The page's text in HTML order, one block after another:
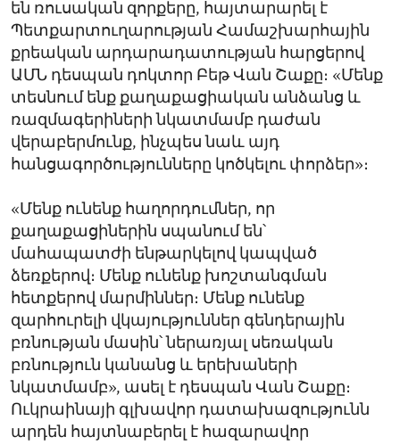
են ռուսական զորքերը, հայտարարել է
Պետքարտուղարության Համաշխարհային
քրեական արդարադատության հարցերով
ԱՄՆ դեսպան դոկտոր Բեթ Վան Շաքը։ «Մենք
տեսնում ենք քաղաքացիական անձանց և
ռազմագերիների նկատմամբ դաժան
վերաբերմունք, ինչպես նաև այդ
հանցագործությունները կոծկելու փորձեր»։
«Մենք ունենք հաղորդումներ, որ
քաղաքացիներին սպանում են՝
մահապատժի ենթարկելով կապված
ձեռքերով։ Մենք ունենք խոշտանգման
հետքերով մարմիններ։ Մենք ունենք
զարհուրելի վկայություններ գենդերային
բռնության մասին՝ ներառյալ սեռական
բռնություն կանանց և երեխաների
նկատմամբ», ասել է դեսպան Վան Շաքը։
Ուկրաինայի գլխավոր դատախազությունն
արդեն հայտնաբերել է հազարավոր